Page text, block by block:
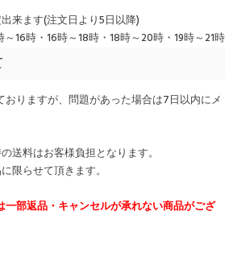
来ます(注文日より5日以降)
16時・16時～18時・18時～20時・19時～21時
りますが、問題があった場合は7日以内にメ
送料はお客様負担となります。
限らせて頂きます。
部返品・キャンセルが承れない商品がござ